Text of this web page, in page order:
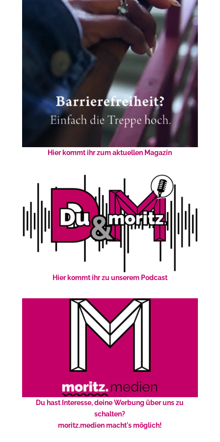
Hier kommt ihr zum aktuellen Magazin
Hier kommt ihr zu unserem Podcast
Du hast Interesse, deine Werbung über uns zu
schalten?
moritz.medien macht's möglich!